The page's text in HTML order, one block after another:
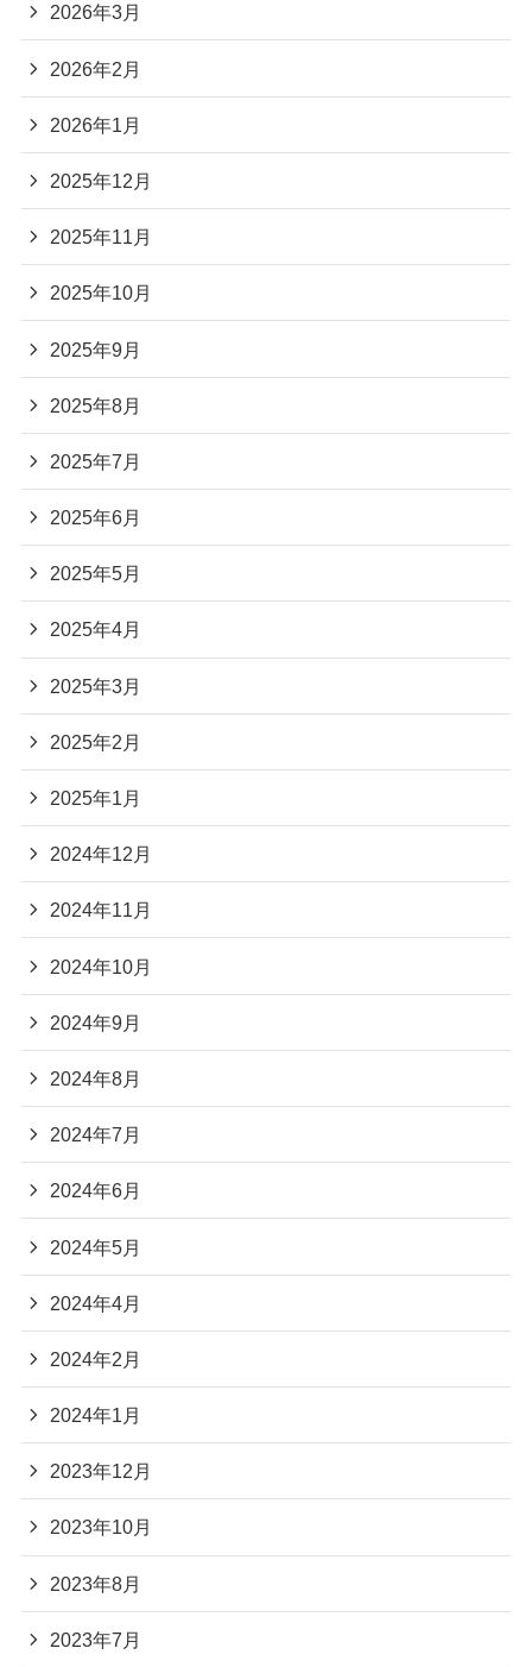
2026年3月
2026年2月
2026年1月
2025年12月
2025年11月
2025年10月
2025年9月
2025年8月
2025年7月
2025年6月
2025年5月
2025年4月
2025年3月
2025年2月
2025年1月
2024年12月
2024年11月
2024年10月
2024年9月
2024年8月
2024年7月
2024年6月
2024年5月
2024年4月
2024年2月
2024年1月
2023年12月
2023年10月
2023年8月
2023年7月